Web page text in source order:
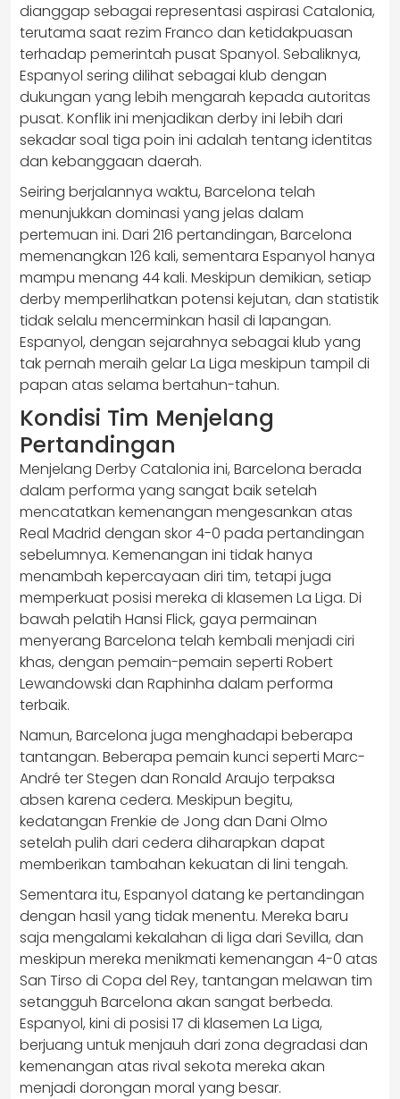
dianggap sebagai representasi aspirasi Catalonia,
terutama saat rezim Franco dan ketidakpuasan
terhadap pemerintah pusat Spanyol. Sebaliknya,
Espanyol sering dilihat sebagai klub dengan
dukungan yang lebih mengarah kepada autoritas
pusat. Konflik ini menjadikan derby ini lebih dari
sekadar soal tiga poin ini adalah tentang identitas
dan kebanggaan daerah.
Seiring berjalannya waktu, Barcelona telah
menunjukkan dominasi yang jelas dalam
pertemuan ini. Dari 216 pertandingan, Barcelona
memenangkan 126 kali, sementara Espanyol hanya
mampu menang 44 kali. Meskipun demikian, setiap
derby memperlihatkan potensi kejutan, dan statistik
tidak selalu mencerminkan hasil di lapangan.
Espanyol, dengan sejarahnya sebagai klub yang
tak pernah meraih gelar La Liga meskipun tampil di
papan atas selama bertahun-tahun.
Kondisi Tim Menjelang
Pertandingan
Menjelang Derby Catalonia ini, Barcelona berada
dalam performa yang sangat baik setelah
mencatatkan kemenangan mengesankan atas
Real Madrid dengan skor 4-0 pada pertandingan
sebelumnya. Kemenangan ini tidak hanya
menambah kepercayaan diri tim, tetapi juga
memperkuat posisi mereka di klasemen La Liga. Di
bawah pelatih Hansi Flick, gaya permainan
menyerang Barcelona telah kembali menjadi ciri
khas, dengan pemain-pemain seperti Robert
Lewandowski dan Raphinha dalam performa
terbaik.
Namun, Barcelona juga menghadapi beberapa
tantangan. Beberapa pemain kunci seperti Marc-
André ter Stegen dan Ronald Araujo terpaksa
absen karena cedera. Meskipun begitu,
kedatangan Frenkie de Jong dan Dani Olmo
setelah pulih dari cedera diharapkan dapat
memberikan tambahan kekuatan di lini tengah.
Sementara itu, Espanyol datang ke pertandingan
dengan hasil yang tidak menentu. Mereka baru
saja mengalami kekalahan di liga dari Sevilla, dan
meskipun mereka menikmati kemenangan 4-0 atas
San Tirso di Copa del Rey, tantangan melawan tim
setangguh Barcelona akan sangat berbeda.
Espanyol, kini di posisi 17 di klasemen La Liga,
berjuang untuk menjauh dari zona degradasi dan
kemenangan atas rival sekota mereka akan
menjadi dorongan moral yang besar.